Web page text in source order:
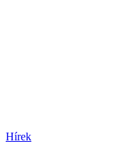
Hírek